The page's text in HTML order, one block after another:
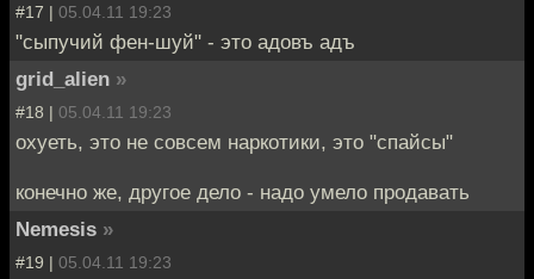
#17 | 05.04.11 19:23
"сыпучий фен-шуй" - это адовъ адъ
grid_alien »
#18 | 05.04.11 19:23
охуеть, это не совсем наркотики, это "спайсы"
конечно же, другое дело - надо умело продавать
Nemesis »
#19 | 05.04.11 19:23